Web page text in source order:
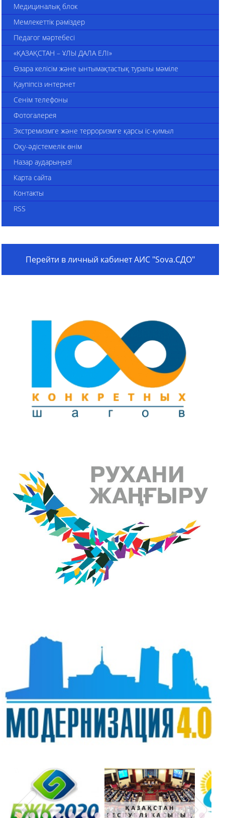
Медициналық блок
Мемлекеттік рәміздер
Педагог мәртебесі
«ҚАЗАҚСТАН – ҰЛЫ ДАЛА ЕЛІ»
Өзара келісім және ынтымақтастық туралы мәміле
Қаупіпсіз интернет
Сенім телефоны
Фотогалерея
Экстремизмге және терроризмге қарсы іс-қимыл
Оқу-әдістемелік өнім
Назар аударыңыз!
Карта сайта
Контакты
RSS
Перейти в личный кабинет АИС "Sova.СДО"